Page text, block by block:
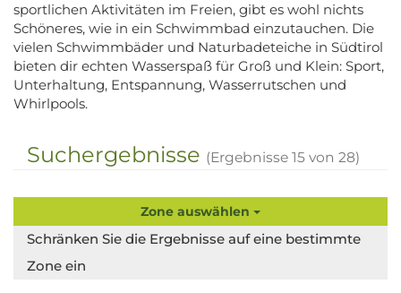
sportlichen Aktivitäten im Freien, gibt es wohl nichts
Schöneres, wie in ein Schwimmbad einzutauchen. Die
vielen Schwimmbäder und Naturbadeteiche in Südtirol
bieten dir echten Wasserspaß für Groß und Klein: Sport,
Unterhaltung, Entspannung, Wasserrutschen und
Whirlpools.
Suchergebnisse (Ergebnisse 15 von 28)
Zone auswählen
Schränken Sie die Ergebnisse auf eine bestimmte
Zone ein